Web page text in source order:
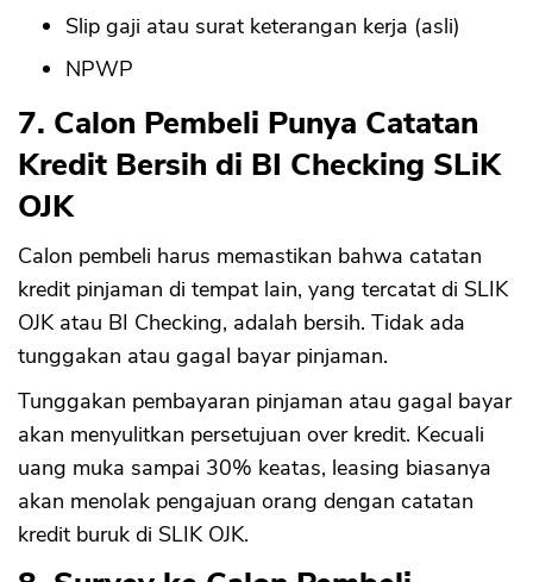
Slip gaji atau surat keterangan kerja (asli)
NPWP
7. Calon Pembeli Punya Catatan
Kredit Bersih di BI Checking SLiK
OJK
Calon pembeli harus memastikan bahwa catatan
kredit pinjaman di tempat lain, yang tercatat di SLIK
OJK atau BI Checking, adalah bersih. Tidak ada
tunggakan atau gagal bayar pinjaman.
Tunggakan pembayaran pinjaman atau gagal bayar
akan menyulitkan persetujuan over kredit. Kecuali
uang muka sampai 30% keatas, leasing biasanya
akan menolak pengajuan orang dengan catatan
kredit buruk di SLIK OJK.